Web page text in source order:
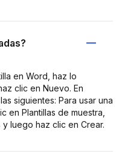
en Word, haz lo
clic en Nuevo. En
siguientes: Para usar una
en Plantillas de muestra,
luego haz clic en Crear.